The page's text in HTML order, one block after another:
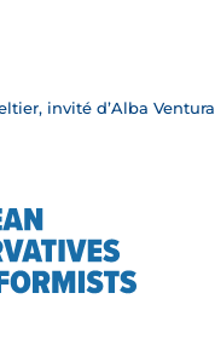
invité d’Alba Ventura